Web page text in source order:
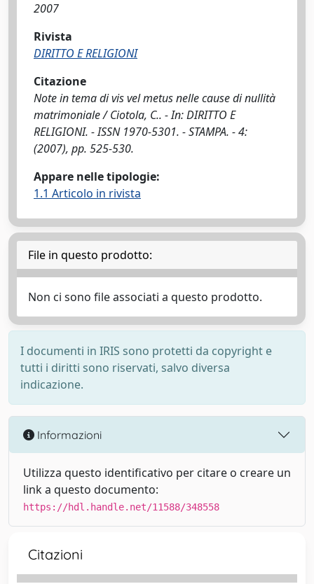
2007
Rivista
DIRITTO E RELIGIONI
Citazione
Note in tema di vis vel metus nelle cause di nullità
matrimoniale / Ciotola, C.. - In: DIRITTO E
RELIGIONI. - ISSN 1970-5301. - STAMPA. - 4:
(2007), pp. 525-530.
Appare nelle tipologie:
1.1 Articolo in rivista
File in questo prodotto:
Non ci sono file associati a questo prodotto.
I documenti in IRIS sono protetti da copyright e
tutti i diritti sono riservati, salvo diversa
indicazione.
Informazioni
Utilizza questo identificativo per citare o creare un
link a questo documento:
https://hdl.handle.net/11588/348558
Citazioni